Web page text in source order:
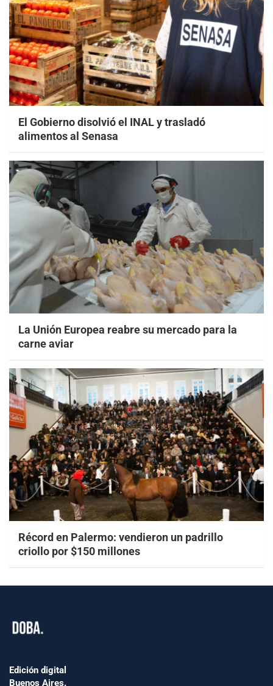
El Gobierno disolvió el INAL y trasladó
alimentos al Senasa
La Unión Europea reabre su mercado para la
carne aviar
Récord en Palermo: vendieron un padrillo
criollo por $150 millones
Edición digital
Buenos Aires.